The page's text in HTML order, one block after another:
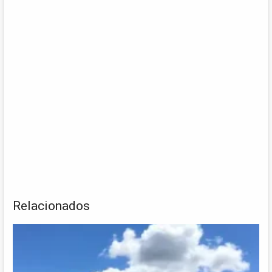
Relacionados